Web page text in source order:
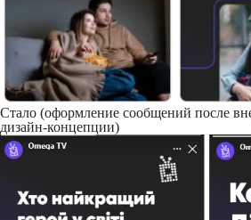
Стало (оформление сообщений после
дизайн-концепции)